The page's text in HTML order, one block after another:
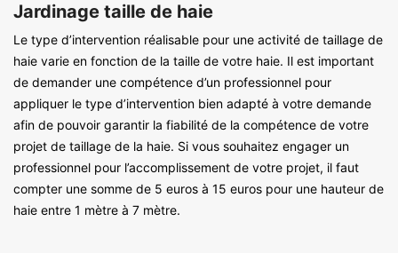
Jardinage taille de haie
Le type d’intervention réalisable pour une activité de taillage de
haie varie en fonction de la taille de votre haie. Il est important
de demander une compétence d’un professionnel pour
appliquer le type d’intervention bien adapté à votre demande
afin de pouvoir garantir la fiabilité de la compétence de votre
projet de taillage de la haie. Si vous souhaitez engager un
professionnel pour l’accomplissement de votre projet, il faut
compter une somme de 5 euros à 15 euros pour une hauteur de
haie entre 1 mètre à 7 mètre.